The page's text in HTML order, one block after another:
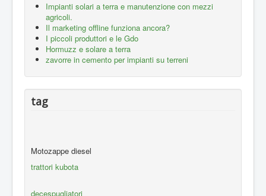
Impianti solari a terra e manutenzione con mezzi
agricoli.
Il marketing offline funziona ancora?
I piccoli produttori e le Gdo
Hormuzz e solare a terra
zavorre in cemento per impianti su terreni
tag
Motozappe diesel
trattori kubota
decespugliatori